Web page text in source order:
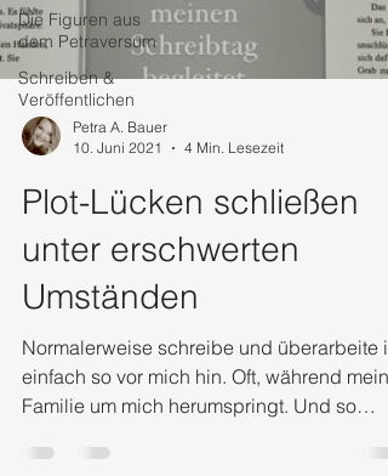
Die Figuren aus
dem Petraversum
Schreiben &
Veröffentlichen
Petra A. Bauer
10. Juni 2021
4 Min. Lesezeit
Plot-Lücken schließen
unter erschwerten
Umständen
Normalerweise schreibe und überarbeite
einfach so vor mich hin. Oft, während meine
Familie um mich herumspringt. Und so